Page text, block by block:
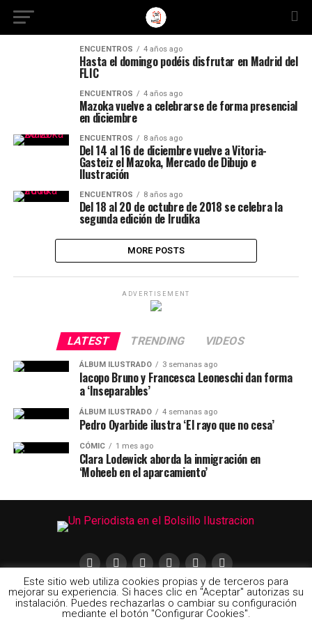
ENCUENTROS 4 años ago
Hasta el domingo podéis disfrutar en Madrid del
FLIC
ENCUENTROS 4 años ago
Mazoka vuelve a celebrarse de forma presencial
en diciembre
ENCUENTROS 8 años ago
Del 14 al 16 de diciembre vuelve a Vitoria-
Gasteiz el Mazoka, Mercado de Dibujo e
Ilustración
ENCUENTROS 8 años ago
Del 18 al 20 de octubre de 2018 se celebra la
segunda edición de Irudika
MORE POSTS
ADVERTISEMENT
LATEST TRENDING VIDEOS
ÁLBUM ILUSTRADO 3 semanas ago
Iacopo Bruno y Francesca Leoneschi dan forma
a ‘Inseparables’
ÁLBUM ILUSTRADO 4 semanas ago
Pedro Oyarbide ilustra ‘El rayo que no cesa’
CÓMIC 1 mes ago
Clara Lodewick aborda la inmigración en
‘Moheeb en el aparcamiento’
Este sitio web utiliza cookies propias y de terceros para
mejorar su experiencia. Si haces clic en "Aceptar" autorizas su
instalación. Puedes rechazarlas o cambiar su configuración
mediante el botón "Configurar Cookies".